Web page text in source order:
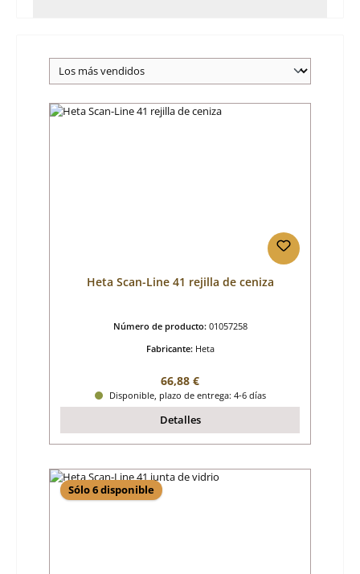
Heta Scan-Line 41 rejilla de ceniza
Número de producto: 01057258
Fabricante: Heta
Precio normal:
66,88 €
Disponible, plazo de entrega: 4-6 días
Detalles
Sólo 6 disponible